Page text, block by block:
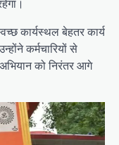
कार्यस्थल बेहतर कार्य
कर्मचारियों से
को निरंतर आगे